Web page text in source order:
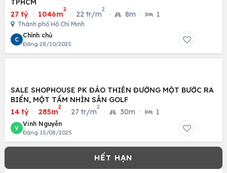
TPHCM
27 tỷ · 1046m
2
· 22 tr/m
2
· 8m · 1
Thành phố Hồ Chí Minh
C
Chính chủ
Đăng 28/10/2025
SALE SHOPHOUSE PK ĐẢO THIÊN ĐƯỜNG MỘT BƯỚC RA
BIỂN, MỘT TẦM NHÌN SÂN GOLF
14 tỷ · 285m
2
· 27 tr/m
2
· 30m · 1
V
Vinh Nguyễn
Đăng 15/08/2025